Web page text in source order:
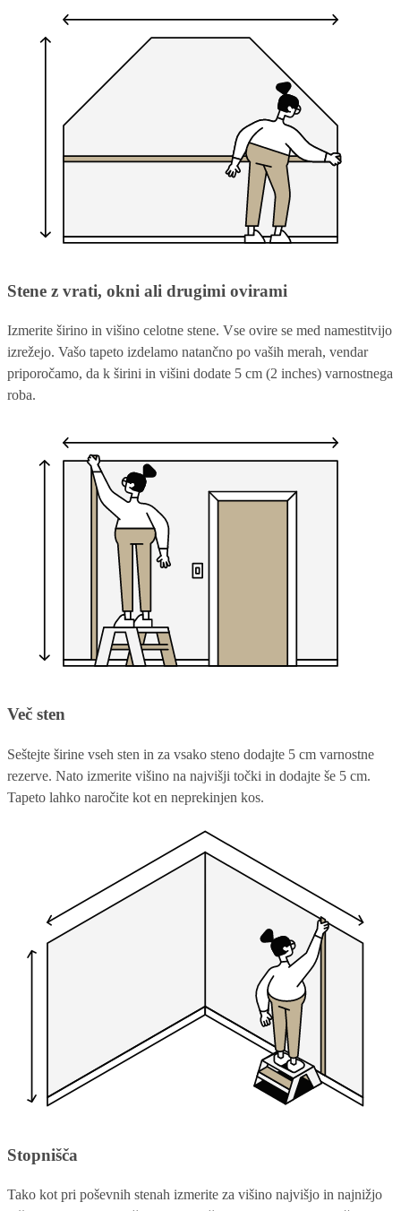
Stene z vrati, okni ali drugimi ovirami
Izmerite širino in višino celotne stene. Vse ovire se med namestitvijo
izrežejo. Vašo tapeto izdelamo natančno po vaših merah, vendar
priporočamo, da k širini in višini dodate 5 cm (2 inches) varnostnega
roba.
Več sten
Seštejte širine vseh sten in za vsako steno dodajte 5 cm varnostne
rezerve. Nato izmerite višino na najvišji točki in dodajte še 5 cm.
Tapeto lahko naročite kot en neprekinjen kos.
Stopnišča
Tako kot pri poševnih stenah izmerite za višino najvišjo in najnižjo